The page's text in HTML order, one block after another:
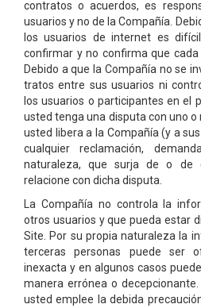
contratos o acuerdos, es
usuarios y no de la Compañía.
los usuarios de internet es
confirmar y no confirma que cada
Debido a que la Compañía no se
tratos entre sus usuarios ni
los usuarios o participantes en el
usted tenga una disputa con uno
usted libera a la Compañía (y a
cualquier reclamación,
naturaleza, que surja de o de
relacione con dicha disputa.
La Compañía no controla la
otros usuarios y que pueda estar
Site. Por su propia naturaleza la
terceras personas puede ser
inexacta y en algunos casos
manera errónea o
usted emplee la debida